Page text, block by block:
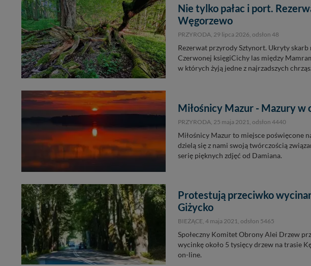
Nie tylko pałac i port.
Węgorzewo
PRZYRODA, 29 lipca 2026, odsłon 48
Rezerwat przyrody Sztynort. Ukryty skarb
Czerwonej księgiCichy las między
w których żyją jedne z najrzadszych
Miłośnicy Mazur - Mazury
PRZYRODA, 25 maja 2021, odsłon 4440
Miłośnicy Mazur to miejsce poświęcone
dzielą się z nami swoją twórczością
serię pięknych zdjęć od Damiana.
Protestują przeciwko
Giżycko
BIEŻĄCE, 4 maja 2021, odsłon 5465
Społeczny Komitet Obrony Alei Drzew
wycinkę około 5 tysięcy drzew na trasie
on-line.